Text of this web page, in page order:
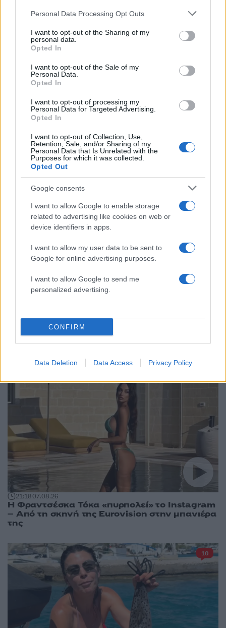
Please note that this website/app uses one or more Google
not limited to your visit or usage behaviour. You may click to
grant or deny consent to Google and its third-party tags to
use your data for below specified purposes in below Google
consent section.
Personal Data Processing Opt Outs
I want to opt-out of the Sharing of my
personal data.
Opted In
I want to opt-out of the Sale of my
Personal Data.
Opted In
I want to opt-out of processing my
Personal Data for Targeted Advertising.
Opted In
I want to opt-out of Collection, Use,
Retention, Sale, and/or Sharing of my
Personal Data that Is Unrelated with the
Purposes for which it was collected.
Opted Out
Google consents
I want to allow Google to enable storage
related to advertising like cookies on web or
device identifiers in apps.
I want to allow my user data to be sent to
Google for online advertising purposes.
I want to allow Google to send me
personalized advertising.
CONFIRM
Data Deletion Data Access Privacy Policy
φιλοξενούσε τον 26χρονο Αφγανό στη
Πιο σχολιασμένα
Έφυγαν οι συνεργάτες, μένει η Μαρία
Καρυστιανού - Η επόμενη μέρα για την
«Ελπίδα για τη Δημοκρατία»
Canadair 515: Οι πρώτες εικόνες από την
κατασκευή του αεροσκάφους που θα
επιχειρεί και τη νύχτα στα μέτωπα της
φωτιάς
Βγήκαν ξανά τα μαχαίρια στην Ελπίδα
για τη Δημοκρατία: «Καρυστιανού,
Γρατσία και Γαλανός μετέτρεψαν το
κίνημα σε φοβικό αρχηγικό κόμμα»
Το πολωμένο μελτέμι που τροφοδότησε
τις φωτιές σε Αττική και Βοιωτία: «Από τα
ισχυρότερα επεισόδια των τελευταίων 50
χρόνων»
Απίστευτο κι όμως αληθινό -
Aναστέλλονται τα τακτικά ραντεβού του
αγγειοχειρουργού του νοσοκομείου
γιατρού
Lifestyle: Περισσότερα
21:1807.08.26
Η Φραντσέσκα Τόκα «πυρπολεί» το Instagram
– Από τη σκηνή της Eurovision στην μπανιέρα
της
10